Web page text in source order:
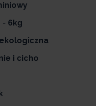
- 6kg
i cicho